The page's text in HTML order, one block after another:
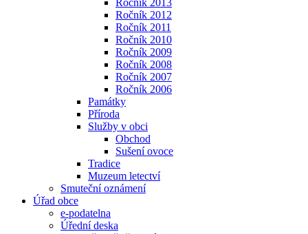
Ročník 2013
Ročník 2012
Ročník 2011
Ročník 2010
Ročník 2009
Ročník 2008
Ročník 2007
Ročník 2006
Památky
Příroda
Služby v obci
Obchod
Sušení ovoce
Tradice
Muzeum letectví
Smuteční oznámení
Úřad obce
e-podatelna
Úřední deska